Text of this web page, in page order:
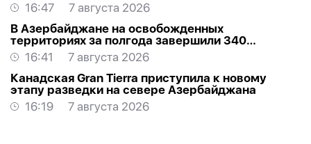
16:47
7 августа 2026
В Азербайджане на освобожденных
территориях за полгода завершили 340
проектов
16:41
7 августа 2026
Канадская Gran Tierra приступила к новому
этапу разведки на севере Азербайджана
16:19
7 августа 2026